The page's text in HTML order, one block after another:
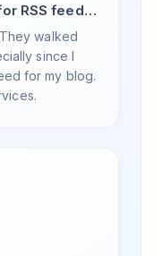
RSS feed
walked
since I
for my blog.